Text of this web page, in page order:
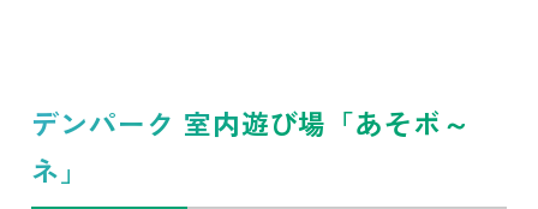
デンパーク 室内遊び場「あそボ～
ネ」